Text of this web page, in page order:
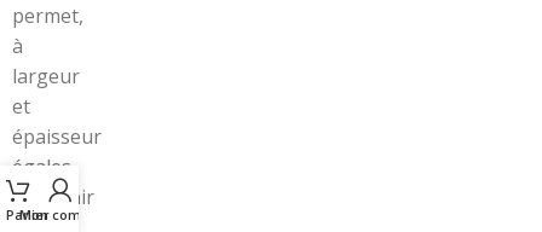
permet,
à
largeur
et
épaisseur
égales,
d’obtenir
Panier
Mon compte